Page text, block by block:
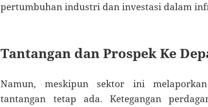
pertumbuhan industri dan investasi dalam
Tantangan dan Prospek Ke
Namun, meskipun sektor ini
tantangan tetap ada. Ketegangan